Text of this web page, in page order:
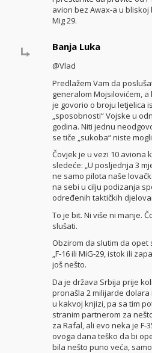
avion bez Awax-a u
Mig 29.
Banja Luka
@Vlad
Predlažem Vam da
generalom Mojsilovićem,
je govorio o broju letjelica
„sposobnosti“ Vojske u
godina. Niti jednu
se tiče „sukoba“ niste
Čovjek je u vezi 10 aviona
sledeće: „U posljednja 3
ne samo pilota naše
na sebi u cilju podizanja
određenih taktičkih
To je bit. Ni više ni manje.
slušati.
Obzirom da slutim da
„F-16 ili MiG-29, istok ili
još nešto.
Da je država Srbija prije
pronašla 2 milijarde
u kakvoj knjizi, pa sa tim
stranim partnerom za
za Rafal, ali evo neka je F-
ovoga dana teško da bi
bila nešto puno veća,